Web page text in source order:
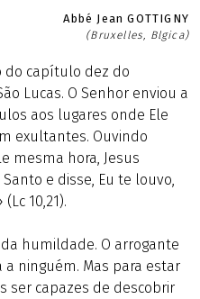
Abbé Jean GOTTIGNY
(Bruxelles, Blgica)
do capítulo dez do
Lucas. O Senhor enviou a
aos lugares onde Ele
exultantes. Ouvindo
mesma hora, Jesus
e disse, Eu te louvo,
10,21).
humildade. O arrogante
ninguém. Mas para estar
ser capazes de descobrir